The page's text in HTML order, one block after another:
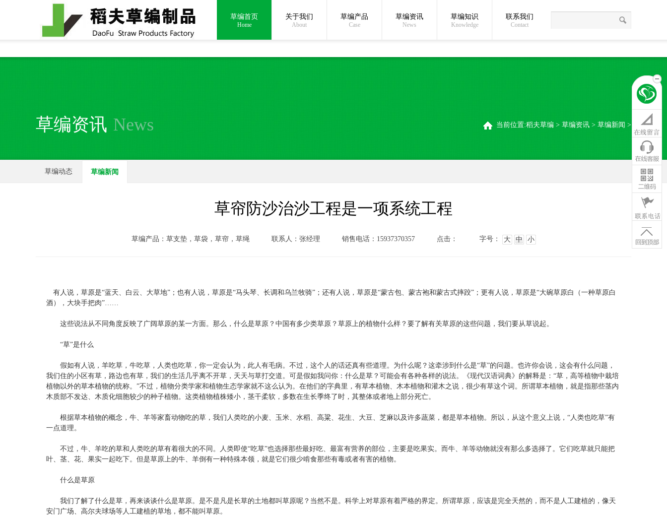
全国统一24小时销售电话：15937370357 在线沟通: 关于我们 草编常识 稻夫草编制品厂
草编首页
Home
关于我们
About
草编产品
Case
草编资讯
News
草编知识
Knowledge
联系我们
Contact
草编资讯 News 当前位置:稻夫草编 > 草编资讯 > 草编新闻 >
草编动态 草编新闻
草帘防沙治沙工程是一项系统工程
草编产品：草支垫，草袋，草帘，草绳 联系人：张经理 销售电话：15937370357 点击： 字号： 大 中 小
有人说，草原是“蓝天、白云、大草地”；也有人说，草原是“马头琴、长调和乌兰牧骑”；还有人说，草原是“蒙古包、蒙古袍和蒙古式摔跤”；更有人说，草原是“大碗草原白（一种草原白
酒），大块手把肉”……
这些说法从不同角度反映了广阔草原的某一方面。那么，什么是草原？中国有多少类草原？草原上的植物什么样？要了解有关草原的这些问题，我们要从草说起。
“草”是什么
假如有人说，羊吃草，牛吃草，人类也吃草，你一定会认为，此人有毛病。不过，这个人的话还真有些道理。为什么呢？这牵涉到什么是“草”的问题。也许你会说，这会有什么问题，
我们住的小区有草，路边也有草，我们的生活几乎离不开草，天天与草打交道。可是假如我问你：什么是草？可能会有各种各样的说法。《现代汉语词典》的解释是：“草，高等植物中栽培
植物以外的草本植物的统称。”不过，植物分类学家和植物生态学家就不这么认为。在他们的字典里，有草本植物、木本植物和灌木之说，很少有草这个词。所谓草本植物，就是指那些茎内
木质部不发达、木质化细胞较少的种子植物。这类植物植株矮小，茎干柔软，多数在生长季终了时，其整体或者地上部分死亡。
根据草本植物的概念，牛、羊等家畜动物吃的草，我们人类吃的小麦、玉米、水稻、高粱、花生、大豆、芝麻以及许多蔬菜，都是草本植物。所以，从这个意义上说，“人类也吃草”有
一点道理。
不过，牛、羊吃的草和人类吃的草有着很大的不同。人类即使“吃草”也选择那些最好吃、最富有营养的部位，主要是吃果实。而牛、羊等动物就没有那么多选择了。它们吃草就只能把
叶、茎、花、果实一起吃下。但是草原上的牛、羊倒有一种特殊本领，就是它们很少啃食那些有毒或者有害的植物。
什么是草原
我们了解了什么是草，再来谈谈什么是草原。是不是凡是长草的土地都叫草原呢？当然不是。科学上对草原有着严格的界定。所谓草原，应该是完全天然的，而不是人工建植的，像天
安门广场、高尔夫球场等人工建植的草地，都不能叫草原。